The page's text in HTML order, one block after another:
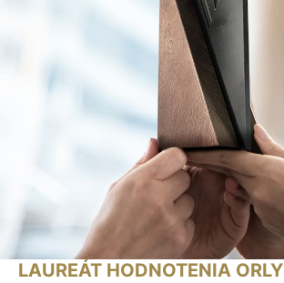
LAUREÁT HODNOTENIA ORLY